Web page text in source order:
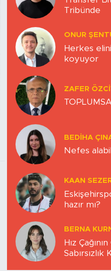
Tribünde
ONUR
Herkes
koyuyor
ZAFER
BEDIHA
Nefes
KAAN
hazır mı?
BERNA
Hız
Sabırsızlık